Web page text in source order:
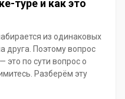
туре и как это
из одинаковых
друга. Поэтому вопрос
это по сути вопрос о
Разберём эту